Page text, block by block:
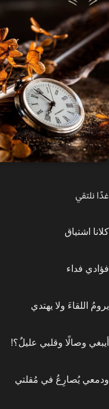
نلتقي
اشتياق
فداء
اللقاءَ ولا يهتدي
وصالًا وقلبي عليلٌ؟!
يُصارِعُ في مُقلتي